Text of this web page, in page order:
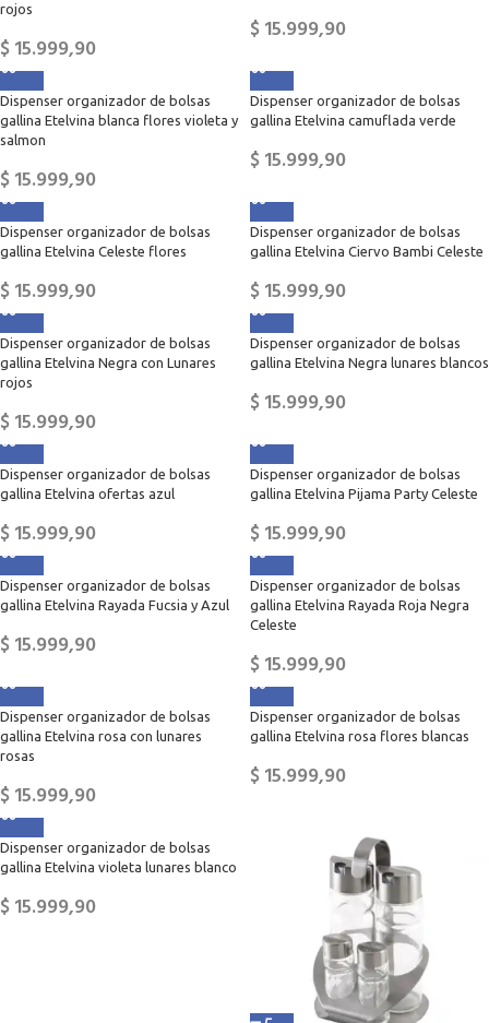
rojos
$15.999,90
$15.999,90
Dispenser organizador de bolsas
gallina Etelvina blanca flores violeta y
salmon
$15.999,90
Dispenser organizador de bolsas
gallina Etelvina camuflada verde
$15.999,90
Dispenser organizador de bolsas
gallina Etelvina Celeste flores
$15.999,90
Dispenser organizador de bolsas
gallina Etelvina Ciervo Bambi Celeste
$15.999,90
Dispenser organizador de bolsas
gallina Etelvina Negra con Lunares
rojos
$15.999,90
Dispenser organizador de bolsas
gallina Etelvina Negra lunares blancos
$15.999,90
Dispenser organizador de bolsas
gallina Etelvina ofertas azul
$15.999,90
Dispenser organizador de bolsas
gallina Etelvina Pijama Party Celeste
$15.999,90
Dispenser organizador de bolsas
gallina Etelvina Rayada Fucsia y Azul
$15.999,90
Dispenser organizador de bolsas
gallina Etelvina Rayada Roja Negra
Celeste
$15.999,90
Dispenser organizador de bolsas
gallina Etelvina rosa con lunares
rosas
$15.999,90
Dispenser organizador de bolsas
gallina Etelvina rosa flores blancas
$15.999,90
Dispenser organizador de bolsas
gallina Etelvina violeta lunares blanco
$15.999,90